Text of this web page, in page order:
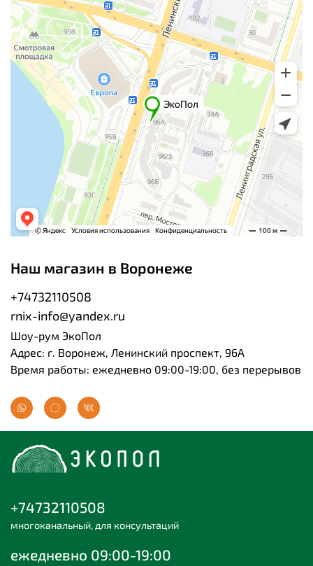
Наш магазин в Воронеже
+74732110508
rnix-info@yandex.ru
Шоу-рум ЭкоПол
Адрес: г. Воронеж, Ленинский проспект, 96А
Время работы: ежедневно 09:00-19:00, без перерывов
+74732110508
многоканальный, для консультаций
ежедневно 09:00-19:00